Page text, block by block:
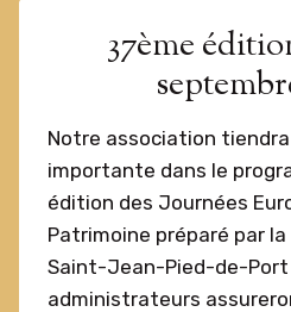
37ème
Notre association
importante dans le
édition des Journées
Patrimoine préparé par
Saint-Jean-Pied-de-Port
administrateurs